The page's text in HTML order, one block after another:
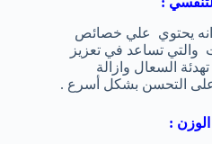
انه يحتوي علي خصائص
والتي تساعد في تعزيز
السعال وازالة
التحسن بشكل أسرع .
: